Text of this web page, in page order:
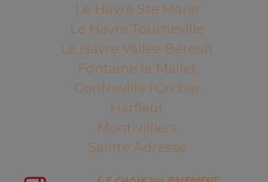
Le Havre Ste Marie
Le Havre Tourneville
Le Havre Vallée Béreult
Fontaine la Mallet
Gonfreville l'Orcher
Harfleur
Montivilliers
Sainte Adresse